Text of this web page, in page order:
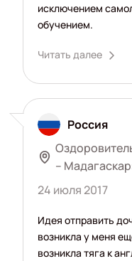
исключением
обучением.
Читать далее
Россия
–
24 июля 2017
Идея отправить
возникла у меня
возникла тяга к